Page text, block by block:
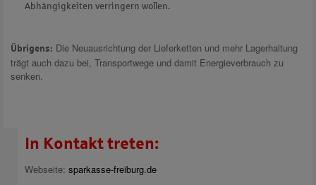
Abhängigkeiten verringern wollen.
Übrigens: Die Neuausrichtung der Lieferketten und mehr Lagerhaltung
trägt auch dazu bei, Transportwege und damit Energieverbrauch zu
senken.
In Kontakt treten:
Webseite: sparkasse-freiburg.de